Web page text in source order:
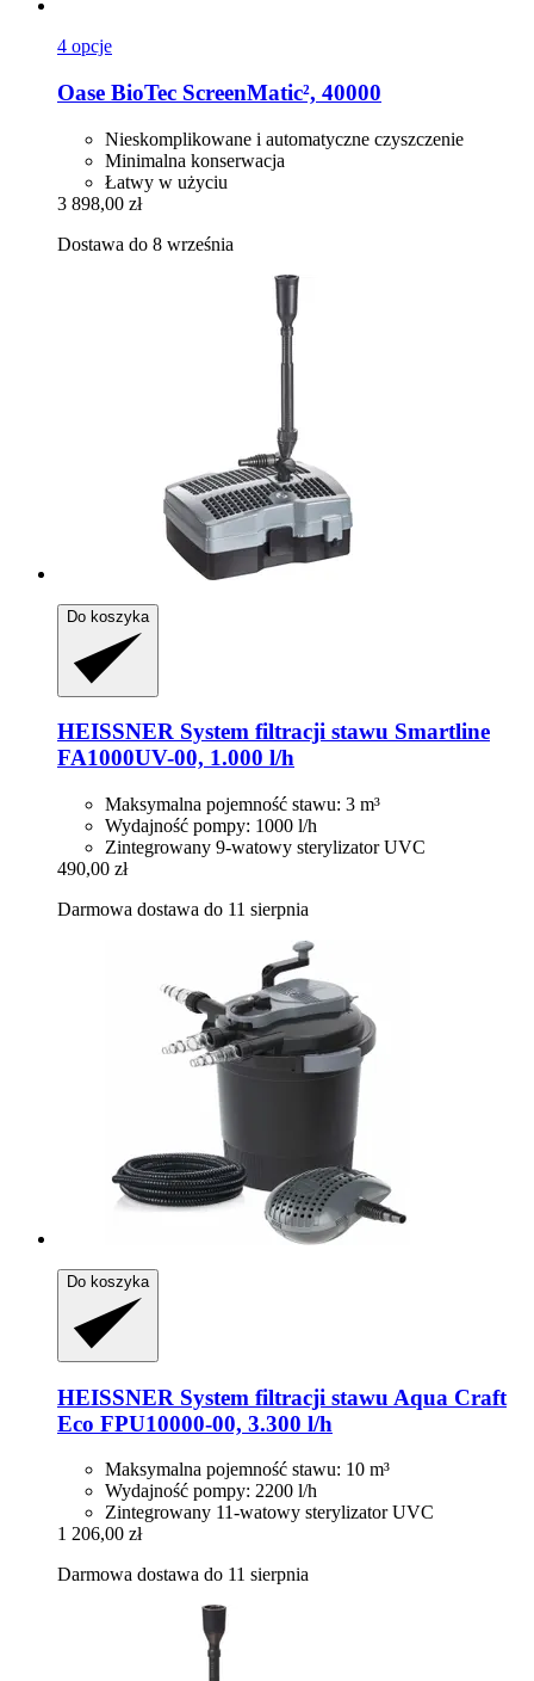
4 opcje
Oase BioTec ScreenMatic², 40000
Nieskomplikowane i automatyczne czyszczenie
Minimalna konserwacja
Łatwy w użyciu
3 898,00 zł
Dostawa do 8 września
Do koszyka
HEISSNER System filtracji stawu Smartline
FA1000UV-​00, 1.000 l/h
Maksymalna pojemność stawu: 3 m³
Wydajność pompy: 1000 l/h
Zintegrowany 9-watowy sterylizator UVC
490,00 zł
Darmowa dostawa do 11 sierpnia
Do koszyka
HEISSNER System filtracji stawu Aqua Craft
Eco FPU10000-​00, 3.300 l/h
Maksymalna pojemność stawu: 10 m³
Wydajność pompy: 2200 l/h
Zintegrowany 11-watowy sterylizator UVC
1 206,00 zł
Darmowa dostawa do 11 sierpnia